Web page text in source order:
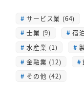
サービス業 (64)
士業 (9)
宿
水産業 (1)
金融業 (12)
その他 (42)